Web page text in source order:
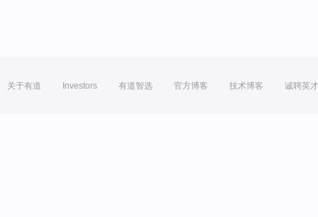
关于有道 Investors 有道智选 官方博客 技术博客 诚聘英才